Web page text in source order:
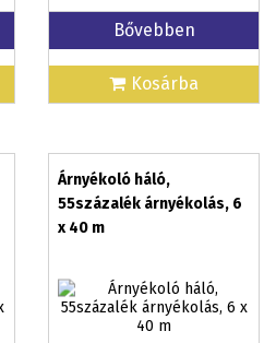
Bővebben
Kosárba
Árnyékoló háló,
55százalék árnyékolás, 6
x 40 m